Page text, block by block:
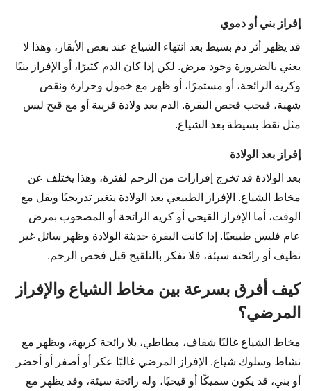
إفراز بني أو دموي
قد يظهر أثر دم بسيط بعد انتهاء الشياع عند بعض الأبقار، وهذا لا
يعني بالضرورة وجود مرض. لكن إذا كان الدم كثيرًا، أو الإفراز بنيًا
وكريه الرائحة، أو مستمرًا، أو ظهر مع خمول وحرارة ونقص
شهية، فيجب فحص البقرة. الدم بعد ولادة قريبة أو مع قيح ليس
مثل نقط بسيطة بعد الشياع.
إفراز بعد الولادة
بعد الولادة قد تخرج إفرازات من الرحم لفترة، وهذا يختلف عن
مخاط الشياع. الإفراز الطبيعي بعد الولادة يتغير تدريجيًا ويقل مع
الوقت، أما الإفراز القيحي أو كريه الرائحة أو المصحوب بمرض
عام فليس طبيعيًا. إذا كانت البقرة حديثة الولادة وظهر سائل غير
نظيف أو رائحته سيئة، فلا تفكر بالتلقيح قبل فحص الرحم.
كيف أفرق بسرعة بين مخاط الشياع والإفراز
المرضي؟
مخاط الشياع غالبًا شفاف، مطاطي، بلا رائحة كريهة، ويظهر مع
نشاط وسلوك شياع. الإفراز المرضي غالبًا عكر أو أصفر أو أخضر
أو بني، قد يكون سميكًا أو قيحيًا، وله رائحة سيئة، وقد يظهر مع